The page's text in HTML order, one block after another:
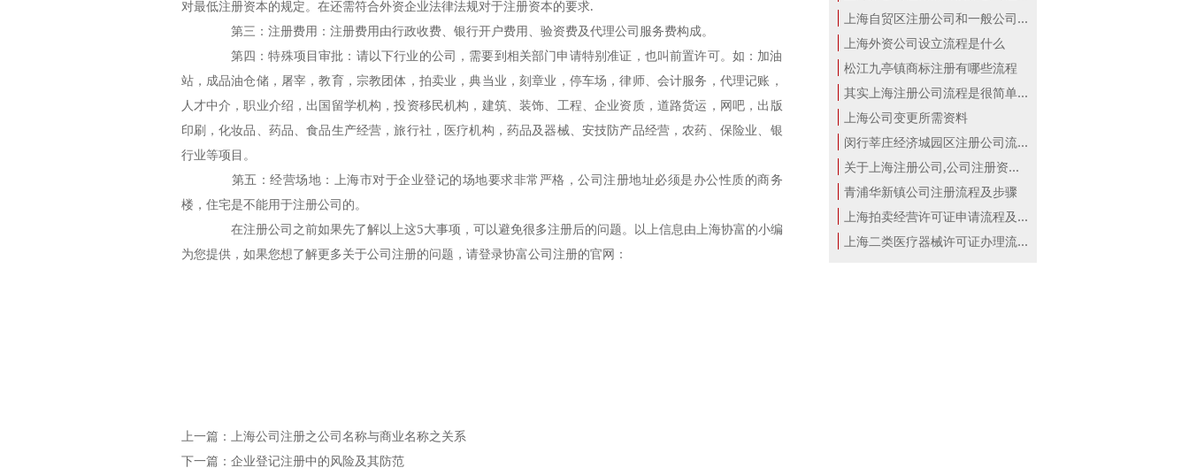
对最低注册资本的规定。在还需符合外资企业法律法规对于注册资本的要求.
第三：注册费用：注册费用由行政收费、银行开户费用、验资费及代理公司服务费构成。
第四：特殊项目审批：请以下行业的公司，需要到相关部门申请特别准证，也叫前置许可。如：加油
站，成品油仓储，屠宰，教育，宗教团体，拍卖业，典当业，刻章业，停车场，律师、会计服务，代理记账，
人才中介，职业介绍，出国留学机构，投资移民机构，建筑、装饰、工程、企业资质，道路货运，网吧，出版
印刷，化妆品、药品、食品生产经营，旅行社，医疗机构，药品及器械、安技防产品经营，农药、保险业、银
行业等项目。
第五：经营场地：上海市对于企业登记的场地要求非常严格，公司注册地址必须是办公性质的商务
楼，住宅是不能用于注册公司的。
在注册公司之前如果先了解以上这5大事项，可以避免很多注册后的问题。以上信息由上海协富的小编
为您提供，如果您想了解更多关于公司注册的问题，请登录协富公司注册的官网：
上一篇： 上海公司注册之公司名称与商业名称之关系
下一篇： 企业登记注册中的风险及其防范
上海自贸区注册公司和一般公司注册有...
上海外资公司设立流程是什么
松江九亭镇商标注册有哪些流程
其实上海注册公司流程是很简单的！
上海公司变更所需资料
闵行莘庄经济城园区注册公司流程
关于上海注册公司,公司注册资本详解！
青浦华新镇公司注册流程及步骤
上海拍卖经营许可证申请流程及材料
上海二类医疗器械许可证办理流程